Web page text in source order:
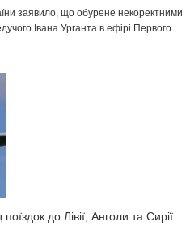
заявило, що обурене некоректними
Івана Урганта в ефірі Первого
до Лівії, Анголи та Сирії